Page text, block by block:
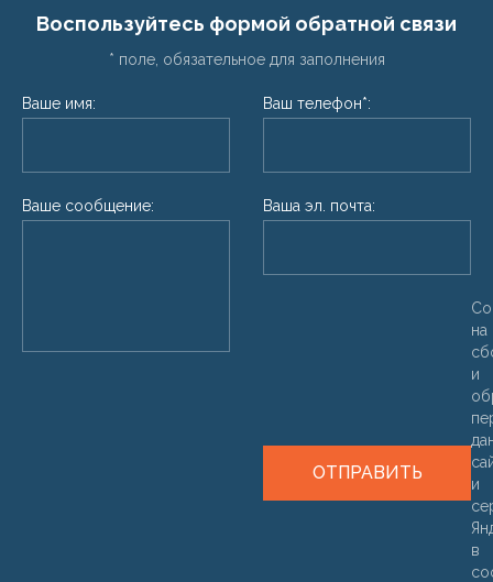
Воспользуйтесь формой обратной связи
* поле, обязательное для заполнения
Ваше имя:
Ваше сообщение:
Ваш телефон*:
Ваша эл. почта:
ОТПРАВИТЬ
на
и
и
в